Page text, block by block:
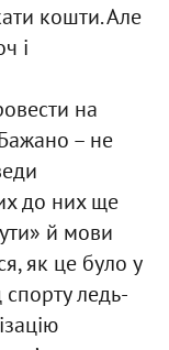
кошти. Але
і
на
– не
до них ще
й мови
як це було у
ледь-